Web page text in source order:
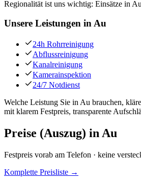
Regionalität ist uns wichtig: Einsätze in
Unsere Leistungen inAu
24h Rohrreinigung
Abflussreinigung
Kanalreinigung
Kamerainspektion
24/7 Notdienst
Welche Leistung Sie in Au brauchen,
mit klarem Festpreis, transparente
Preise (Auszug) in Au
Festpreis vorab am Telefon · keine
Komplette Preisliste →